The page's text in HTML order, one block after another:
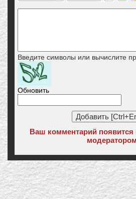
Введите символы или вычислите
Обновить
Ваш комментарий появится
модератором